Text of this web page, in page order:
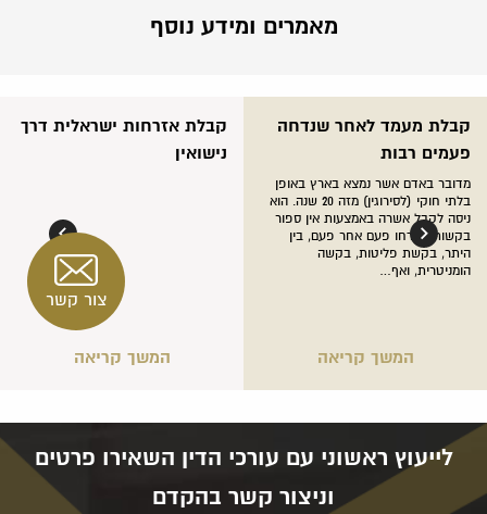
מאמרים ומידע נוסף
קבלת מעמד לאחר שנדחה
פעמים רבות
מדובר באדם אשר נמצא בארץ באופן
בלתי חוקי (לסירוגין) מזה 20 שנה. הוא
ניסה לקבל אשרה באמצעות אין ספור
בקשות שנדחו פעם אחר פעם, בין
היתר, בקשת פליטות, בקשה
הומניטרית, ואף…
המשך קריאה
קבלת אזרחות ישראלית דרך
נישואין
המשך קריאה
לייעוץ ראשוני עם עורכי הדין השאירו פרטים
וניצור קשר בהקדם
צור קשר